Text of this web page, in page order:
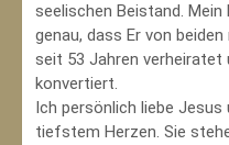
seelischen Beistand.
genau, dass Er von
seit 53 Jahren verheiratet
konvertiert.
Ich persönlich liebe
tiefstem Herzen. Sie